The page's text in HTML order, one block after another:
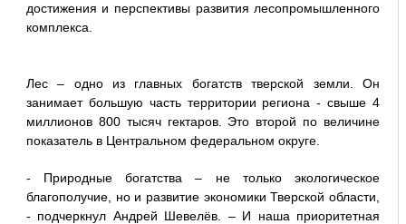
достижения и перспективы развития лесопромышленного
комплекса.
Лес – одно из главных богатств тверской земли. Он
занимает большую часть территории региона - свыше 4
миллионов 800 тысяч гектаров. Это второй по величине
показатель в Центральном федеральном округе.
- Природные богатства – не только экологическое
благополучие, но и развитие экономики Тверской области,
- подчеркнул Андрей Шевелёв. – И наша приоритетная